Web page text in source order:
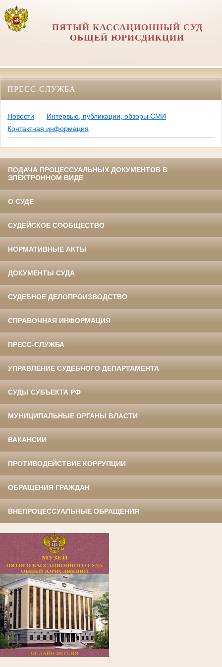
ПЯТЫЙ КАССАЦИОННЫЙ СУД
ОБЩЕЙ ЮРИСДИКЦИИ
ПРЕСС-СЛУЖБА
Новости
Интервью, публикации, обзоры СМИ
Контактная информация
ПОДАЧА ПРОЦЕССУАЛЬНЫХ ДОКУМЕНТОВ В
ЭЛЕКТРОННОМ ВИДЕ
О СУДЕ
СУДЕЙСКОЕ СООБЩЕСТВО
НОРМАТИВНЫЕ АКТЫ
ДОКУМЕНТЫ СУДА
СУДЕБНОЕ ДЕЛОПРОИЗВОДСТВО
СПРАВОЧНАЯ ИНФОРМАЦИЯ
ПРЕСС-СЛУЖБА
УПРАВЛЕНИЕ СУДЕБНОГО ДЕПАРТАМЕНТА
СУДЫ СУБЪЕКТА РФ
МУНИЦИПАЛЬНЫЕ ОРГАНЫ ВЛАСТИ
ВАКАНСИИ
ПРОТИВОДЕЙСТВИЕ КОРРУПЦИИ
ОБРАЩЕНИЯ ГРАЖДАН
ВНЕПРОЦЕССУАЛЬНЫЕ ОБРАЩЕНИЯ